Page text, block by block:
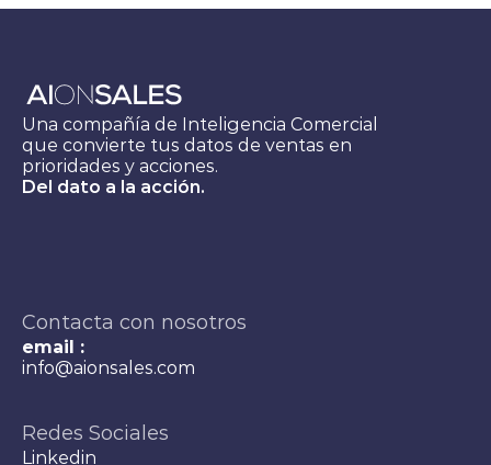
Una compañía de Inteligencia Comercial
que convierte tus datos de ventas en
prioridades y acciones.
Del dato a la acción.
Contacta con nosotros
email :
info@aionsales.com
Redes Sociales
Linkedin